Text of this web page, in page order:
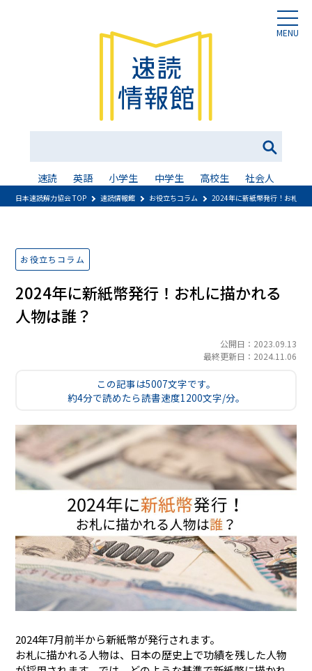
MENU
速読 英語 小学生 中学生 高校生 社会人
日本速読解力協会 TOP 速読情報館 お役立ちコラム 2024年に新紙幣発行！お札に
お役立ちコラム
2024年に新紙幣発行！お札に描かれる
人物は誰？
公開日：2023.09.13
最終更新日：2024.11.06
この記事は5007文字です。
約4分で読めたら読書速度1200文字/分。
2024年7月前半から新紙幣が発行されます。
お札に描かれる人物は、日本の歴史上で功績を残した人物